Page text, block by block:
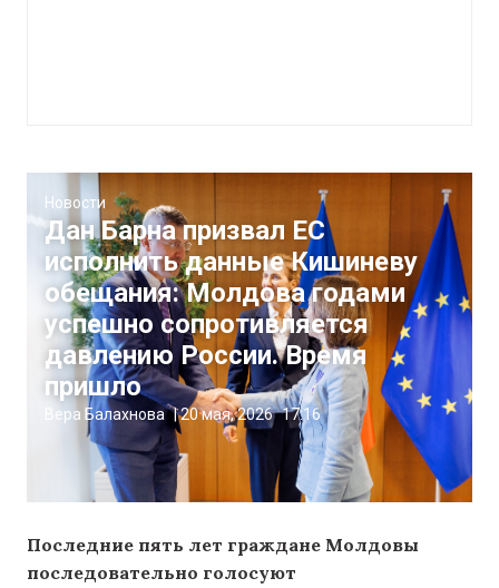
Новости
Дан Барна призвал ЕС
исполнить данные Кишиневу
обещания: Молдова годами
успешно сопротивляется
давлению России. Время
пришло
Вера Балахнова |20 мая, 2026 17:16
Последние пять лет граждане Молдовы
последовательно голосуют